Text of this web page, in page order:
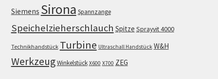
Siemens Sirona Spannzange
Speichelzieherschlauch Spitze Sprayvit 4000
Technikhandstück Turbine Ultraschall Handstück W&H
WerkzeugWinkelstück X600 X700 ZEG